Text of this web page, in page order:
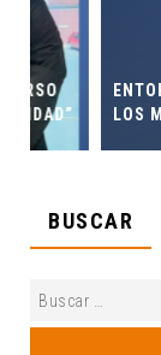
ENTORNO
LOS
BUSCAR